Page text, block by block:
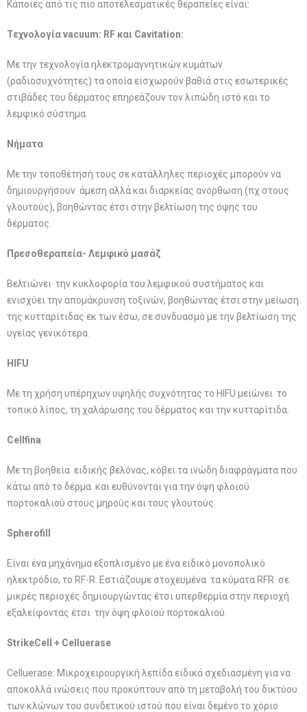
Κάποιες από τις πιο αποτελεσματικές θεραπείες είναι:
Τεχνολογία vacuum: RF και Cavitation:
Με την τεχνολογία ηλεκτρομαγνητικών κυμάτων
(ραδιοσυχνότητες) τα οποία εισχωρούν βαθιά στις εσωτερικές
στιβάδες του δέρματος επηρεάζουν τον λιπώδη ιστό και το
λεμφικό σύστημα.
Nήματα
Με την τοποθέτησή τους σε κατάλληλες περιοχές μπορούν να
δημιουργήσουν άμεση αλλά και διαρκείας ανόρθωση (πχ στους
γλουτούς), βοηθώντας έτσι στην βελτίωση της όψης του
δέρματος.
Πρεσοθεραπεία- Λεμφικό μασάζ
Βελτιώνει την κυκλοφορία του λεμφικού συστήματος και
ενισχύει την απομάκρυνση τοξινών, βοηθώντας έτσι στην μείωση
της κυτταρίτιδας εκ των έσω, σε συνδυασμό με την βελτίωση της
υγείας γενικότερα.
HIFU
Με τη χρήση υπέρηχων υψηλής συχνότητας το HIFU μειώνει το
τοπικό λίπος, τη χαλάρωσης του δέρματος και την κυτταρίτιδα.
Cellfina
Με τη βοήθεια ειδικής βελόνας, κόβει τα ινώδη διαφράγματα που
κάτω από το δέρμα και ευθύνονται για την όψη φλοιού
πορτοκαλιού στους μηρούς και τους γλουτούς.
Spherofill
Είναι ένα μηχάνημα εξοπλισμένο με ένα ειδικό μονοπολικό
ηλεκτρόδιο, το RF-R. Εστιάζουμε στοχευμένα τα κύματα RFR σε
μικρές περιοχές δημιουργώντας έτσι υπερθερμία στην περιοχή
εξαλείφοντας έτσι την όψη φλοιού πορτοκαλιού.
StrikeCell + Celluerase
Celluerase: Μικροχειρουργική λεπίδα ειδικά σχεδιασμένη για να
αποκολλά ινώσεις που προκύπτουν από τη μεταβολή του δικτύου
των κλώνων του συνδετικού ιστού που είναι δεμένο το χόριο